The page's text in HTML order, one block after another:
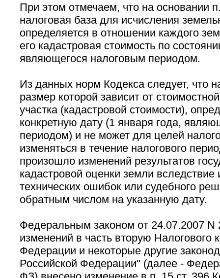
При этом отмечаем, что на основании
налоговая база для исчисления
определяется в отношении каждого
его кадастровая стоимость по
являющегося налоговым периодом.
Из данных норм Кодекса следует, что
размер которой зависит от
участка (кадастровой стоимости),
конкретную дату (1 января года,
периодом) и не может для целей
изменяться в течение налогового
произошло изменений результатов
кадастровой оценки земли вследствие
технических ошибок или судебного
обратным числом на указанную дату.
Федеральным законом от 24.07.2007
изменений в часть вторую Налогового
Федерации и некоторые другие
Российской Федерации'' (далее -